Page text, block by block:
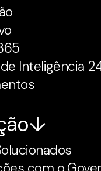
Inteligência